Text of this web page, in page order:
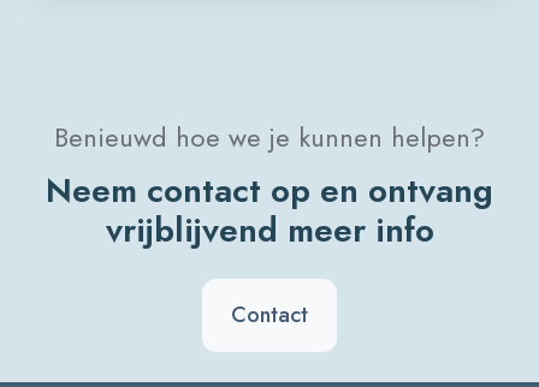
Benieuwd hoe we je kunnen helpen?
Neem contact op en ontvang
vrijblijvend meer info
Contact